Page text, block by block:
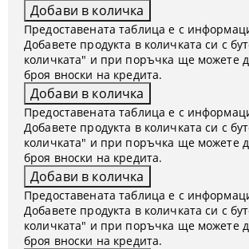
Предоставената таблица е с
Добавете продукта в количката си с
количката" и при поръчка ще можете
броя вноски на кредита.
Предоставената таблица е с
Добавете продукта в количката си с
количката" и при поръчка ще можете
броя вноски на кредита.
Предоставената таблица е с
Добавете продукта в количката си с
количката" и при поръчка ще можете
броя вноски на кредита.